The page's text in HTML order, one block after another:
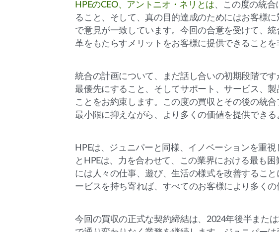
HPEのCEO、アントニオ・ネリとは、この度の統
ること、そして、真の目的達成のためにはお客様
で意見が一致しています。今回の合意を受けて、
革をもたらすメリットをお客様に提供できることを
統合の計画について、まだ話し合いの初期段階で
最優先にすること、そしてサポート、サービス、
ことをお約束します。この度の買収とその後の統
最小限に抑えながら、より多くの価値を提供できる
HPEは、ジュニパーと同様、イノベーションを重
とHPEは、力を合わせて、この業界における最も
には人々の仕事、遊び、生活の様式を改善するこ
ービスを持ち寄れば、すべてのお客様により多く
今回の買収の正式な契約締結は、2024年後半また